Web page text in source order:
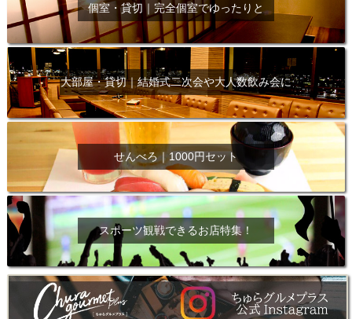
個室・貸切｜完全個室でゆったりと
大部屋・貸切｜結婚式二次会や大人数飲み会に
せんべろ｜1000円セット
スポーツ観戦できるお店特集！